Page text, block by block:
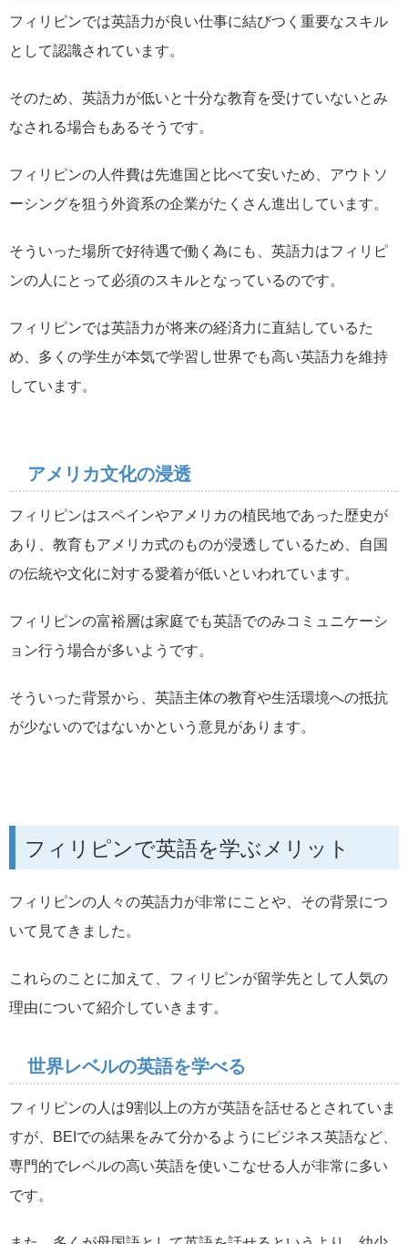
フィリピンでは英語力が良い仕事に結びつく重要なスキル
として認識されています。
そのため、英語力が低いと十分な教育を受けていないとみ
なされる場合もあるそうです。
フィリピンの人件費は先進国と比べて安いため、アウトソ
ーシングを狙う外資系の企業がたくさん進出しています。
そういった場所で好待遇で働く為にも、英語力はフィリピ
ンの人にとって必須のスキルとなっているのです。
フィリピンでは英語力が将来の経済力に直結しているた
め、多くの学生が本気で学習し世界でも高い英語力を維持
しています。
アメリカ文化の浸透
フィリピンはスペインやアメリカの植民地であった歴史が
あり、教育もアメリカ式のものが浸透しているため、自国
の伝統や文化に対する愛着が低いといわれています。
フィリピンの富裕層は家庭でも英語でのみコミュニケーシ
ョン行う場合が多いようです。
そういった背景から、英語主体の教育や生活環境への抵抗
が少ないのではないかという意見があります。
フィリピンで英語を学ぶメリット
フィリピンの人々の英語力が非常にことや、その背景につ
いて見てきました。
これらのことに加えて、フィリピンが留学先として人気の
理由について紹介していきます。
世界レベルの英語を学べる
フィリピンの人は9割以上の方が英語を話せるとされていま
すが、BEIでの結果をみて分かるようにビジネス英語など、
専門的でレベルの高い英語を使いこなせる人が非常に多い
です。